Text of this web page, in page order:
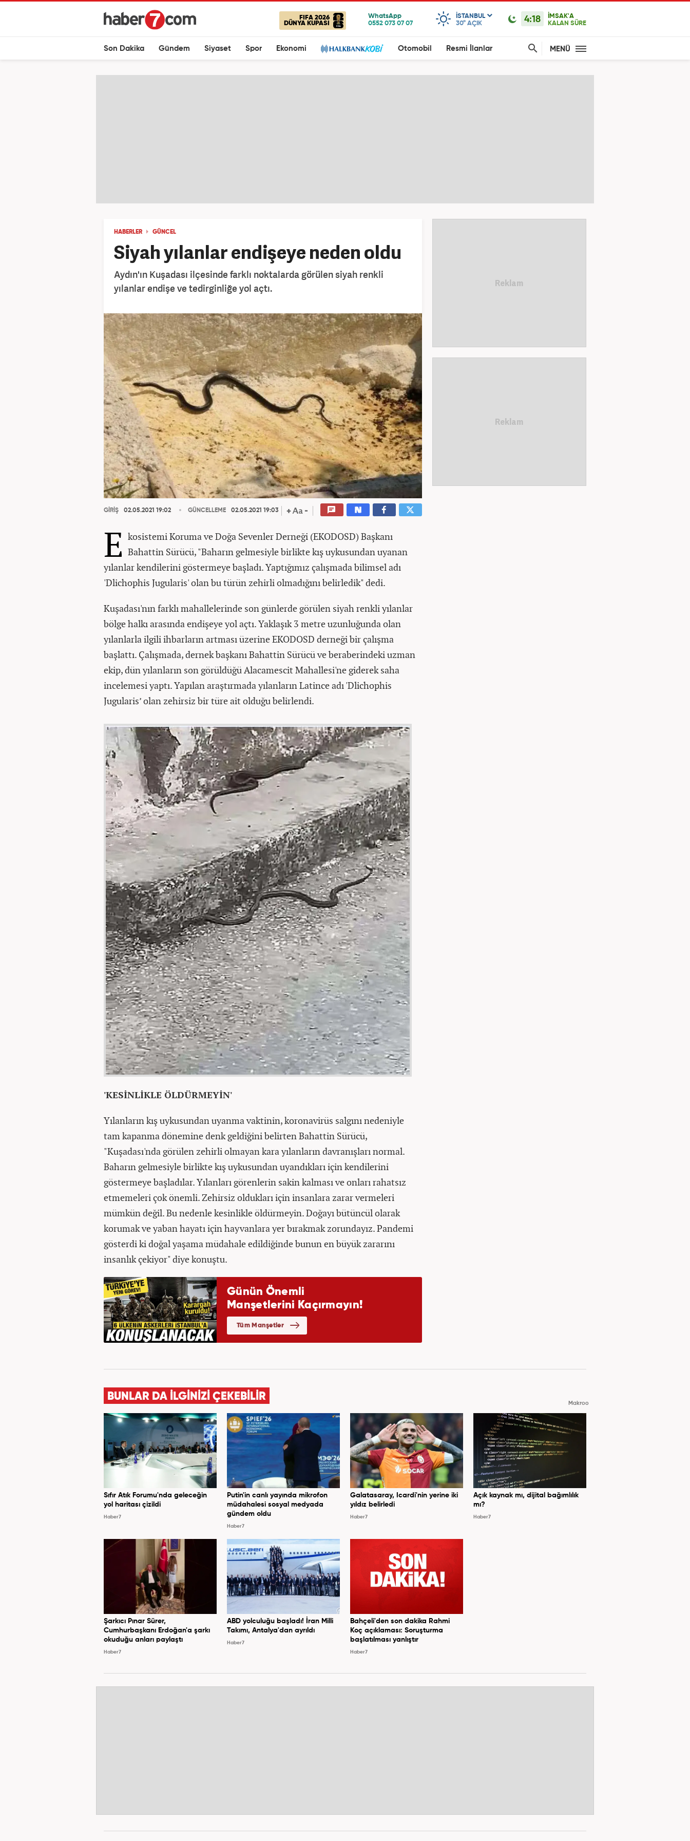
FIFA 2026
DÜNYA KUPASI
ISTANBUL
30° AÇIK 4:18
İMSAK'A
KALAN SÜRE
Son Dakika Gündem Siyaset Spor Ekonomi Otomobil Resmi İlanlar MENÜ
HABERLER GÜNCEL
Siyah yılanlar endişeye neden oldu
Aydın'ın Kuşadası ilçesinde farklı noktalarda görülen siyah renkli
yılanlar endişe ve tedirginliğe yol açtı.
GİRİŞ 02.05.2021 19:02 GÜNCELLEME 02.05.2021 19:03
E kosistemi Koruma ve Doğa Sevenler Derneği (EKODOSD) Başkanı
Bahattin Sürücü, "Baharın gelmesiyle birlikte kış uykusundan uyanan
yılanlar kendilerini göstermeye başladı. Yaptığımız çalışmada bilimsel adı
'Dlichophis Jugularis' olan bu türün zehirli olmadığını belirledik" dedi.
Kuşadası'nın farklı mahallelerinde son günlerde görülen siyah renkli yılanlar
bölge halkı arasında endişeye yol açtı. Yaklaşık 3 metre uzunluğunda olan
yılanlarla ilgili ihbarların artması üzerine EKODOSD derneği bir çalışma
başlattı. Çalışmada, dernek başkanı Bahattin Sürücü ve beraberindeki uzman
ekip, dün yılanların son görüldüğü Alacamescit Mahallesi'ne giderek saha
incelemesi yaptı. Yapılan araştırmada yılanların Latince adı 'Dlichophis
Jugularis’ olan zehirsiz bir türe ait olduğu belirlendi.
'KESİNLİKLE ÖLDÜRMEYİN'
Yılanların kış uykusundan uyanma vaktinin, koronavirüs salgını nedeniyle
tam kapanma dönemine denk geldiğini belirten Bahattin Sürücü,
"Kuşadası'nda görülen zehirli olmayan kara yılanların davranışları normal.
Baharın gelmesiyle birlikte kış uykusundan uyandıkları için kendilerini
göstermeye başladılar. Yılanları görenlerin sakin kalması ve onları rahatsız
etmemeleri çok önemli. Zehirsiz oldukları için insanlara zarar vermeleri
mümkün değil. Bu nedenle kesinlikle öldürmeyin. Doğayı bütüncül olarak
korumak ve yaban hayatı için hayvanlara yer bırakmak zorundayız. Pandemi
gösterdi ki doğal yaşama müdahale edildiğinde bunun en büyük zararını
insanlık çekiyor" diye konuştu.
BUNLAR DA İLGİNİZİ ÇEKEBİLİR
Makroo
Sıfır Atık Forumu'nda geleceğin
yol haritası çizildi
Haber7
Putin'in canlı yayında mikrofon
müdahalesi sosyal medyada
gündem oldu
Haber7
Galatasaray, Icardi'nin yerine iki
yıldız belirledi
Haber7
Açık kaynak mı, dijital bağımlılık
mı?
Haber7
Şarkıcı Pınar Sürer,
Cumhurbaşkanı Erdoğan'a şarkı
okuduğu anları paylaştı
Haber7
ABD yolculuğu başladı! İran Milli
Takımı, Antalya'dan ayrıldı
Haber7
Bahçeli'den son dakika Rahmi
Koç açıklaması: Soruşturma
başlatılması yanlıştır
Haber7